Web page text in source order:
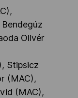
Olivér
Stipsicz
(MAC),
(MAC),